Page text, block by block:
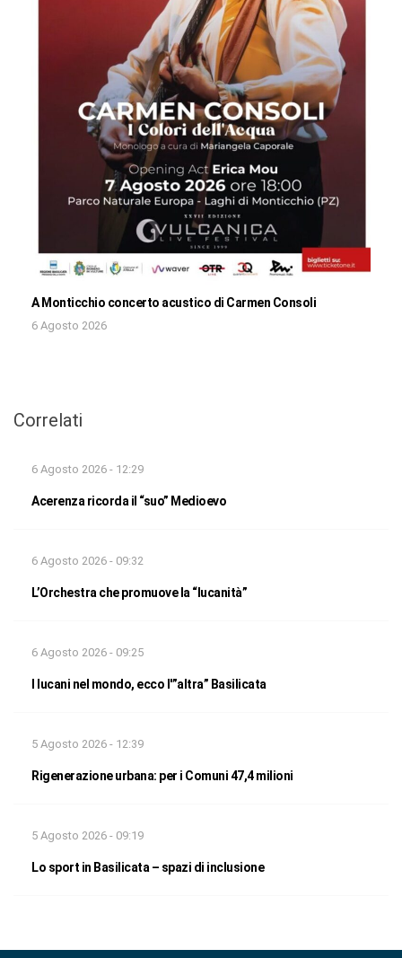
A Monticchio concerto acustico di Carmen Consoli
6 Agosto 2026
Correlati
6 Agosto 2026 - 12:29
Acerenza ricorda il “suo” Medioevo
6 Agosto 2026 - 09:32
L’Orchestra che promuove la “lucanità”
6 Agosto 2026 - 09:25
I lucani nel mondo, ecco l'”altra” Basilicata
5 Agosto 2026 - 12:39
Rigenerazione urbana: per i Comuni 47,4 milioni
5 Agosto 2026 - 09:19
Lo sport in Basilicata – spazi di inclusione